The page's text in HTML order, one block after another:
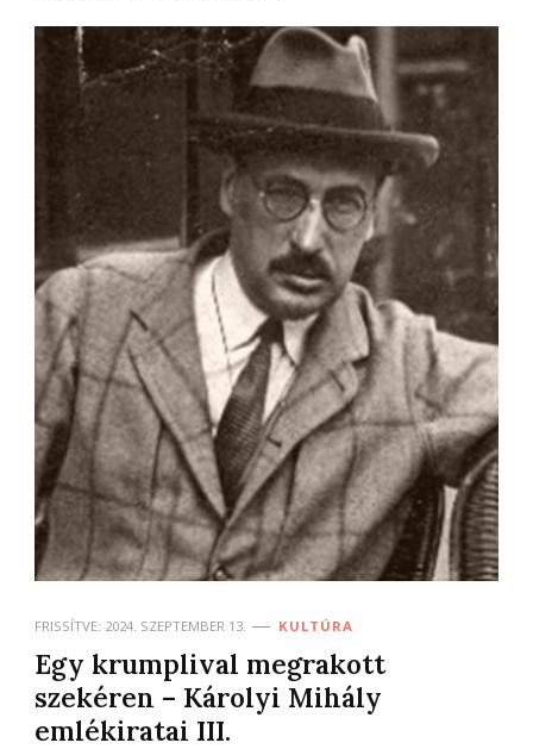
FRISSÍTVE: 2024. SZEPTEMBER 13. KULTÚRA
Egy krumplival megrakott
szekéren – Károlyi Mihály
emlékiratai III.